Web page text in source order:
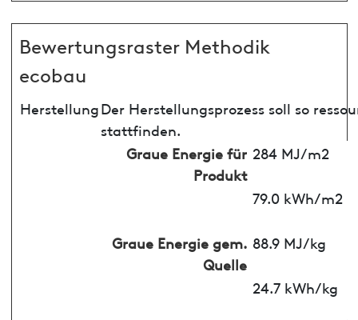
Bewertungsraster Methodik
ecobau
HerstellungDer Herstellungsprozess soll so
stattfinden.
Graue Energie für
Produkt
284 MJ/m2
79.0 kWh/m2
Graue Energie gem.
Quelle
88.9 MJ/kg
24.7 kWh/kg